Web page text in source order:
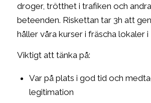
droger, trötthet i trafiken och
beteenden. Riskettan tar 3h att
håller våra kurser i fräscha lokaler i
Viktigt att tänka på:
Var på plats i god tid och
legitimation